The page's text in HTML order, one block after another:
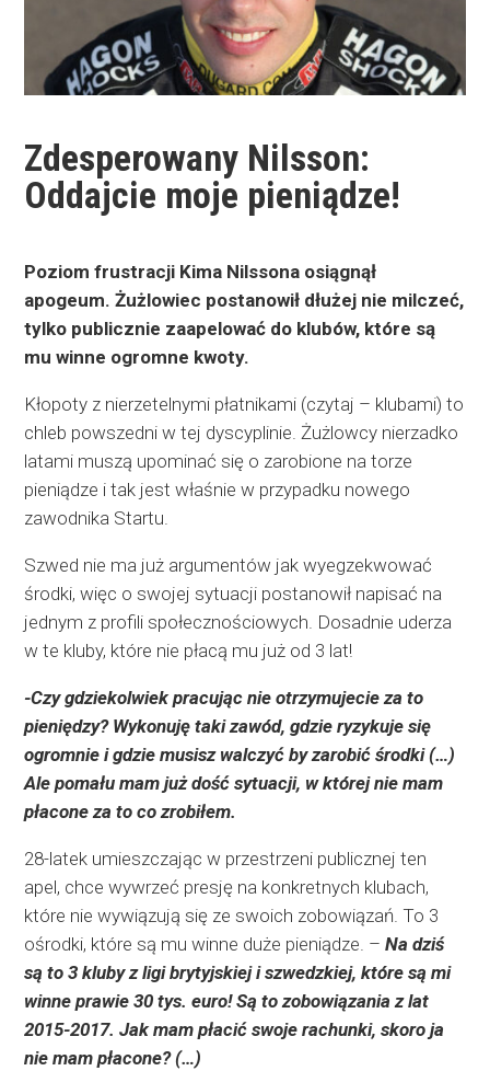
Zdesperowany Nilsson:
Oddajcie moje pieniądze!
Poziom frustracji Kima Nilssona osiągnął
apogeum. Żużlowiec postanowił dłużej nie milczeć,
tylko publicznie zaapelować do klubów, które są
mu winne ogromne kwoty.
Kłopoty z nierzetelnymi płatnikami (czytaj – klubami) to
chleb powszedni w tej dyscyplinie. Żużlowcy nierzadko
latami muszą upominać się o zarobione na torze
pieniądze i tak jest właśnie w przypadku nowego
zawodnika Startu.
Szwed nie ma już argumentów jak wyegzekwować
środki, więc o swojej sytuacji postanowił napisać na
jednym z profili społecznościowych. Dosadnie uderza
w te kluby, które nie płacą mu już od 3 lat!
-Czy gdziekolwiek pracując nie otrzymujecie za to
pieniędzy? Wykonuję taki zawód, gdzie ryzykuje się
ogromnie i gdzie musisz walczyć by zarobić środki (…)
Ale pomału mam już dość sytuacji, w której nie mam
płacone za to co zrobiłem.
28-latek umieszczając w przestrzeni publicznej ten
apel, chce wywrzeć presję na konkretnych klubach,
które nie wywiązują się ze swoich zobowiązań. To 3
ośrodki, które są mu winne duże pieniądze. –Na dziś
są to 3 kluby z ligi brytyjskiej i szwedzkiej, które są mi
winne prawie 30 tys. euro! Są to zobowiązania z lat
2015-2017. Jak mam płacić swoje rachunki, skoro ja
nie mam płacone? (…)